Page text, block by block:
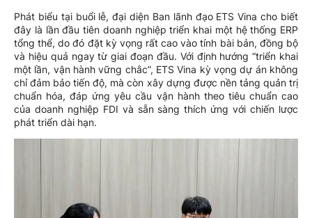
Phát biểu tại buổi lễ, đại diện Ban lãnh đạo ETS Vina cho biết
đây là lần đầu tiên doanh nghiệp triển khai một hệ thống ERP
tổng thể, do đó đặt kỳ vọng rất cao vào tính bài bản, đồng bộ
và hiệu quả ngay từ giai đoạn đầu. Với định hướng “triển khai
một lần, vận hành vững chắc”, ETS Vina kỳ vọng dự án không
chỉ đảm bảo tiến độ, mà còn xây dựng được nền tảng quản trị
chuẩn hóa, đáp ứng yêu cầu vận hành theo tiêu chuẩn cao
của doanh nghiệp FDI và sẵn sàng thích ứng với chiến lược
phát triển dài hạn.